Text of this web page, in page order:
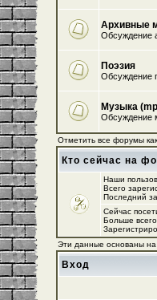
Архивные
Обсуждение
Поэзия
Обсуждение
Музыка
Обсуждение
Отметить все форумы
Кто сейчас на
Наши
Всего
Последний
Сейчас
Больше
Эти данные основаны на
Вход